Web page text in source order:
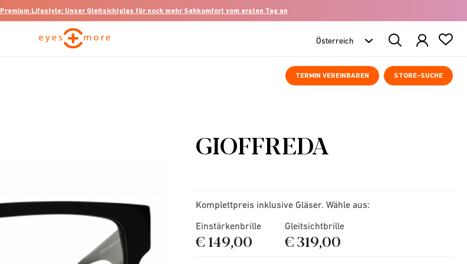
Premium Lifestyle: Unser Gleitsichtglas für noch mehr Sehkomfort vom ersten Tag an
Search
Products
TERMIN VEREINBAREN STORE-SUCHE
GIOFFREDA
Komplettpreis inklusive Gläser. Wähle aus:
Einstärkenbrille
€ 149,00
Gleitsichtbrille
€ 319,00